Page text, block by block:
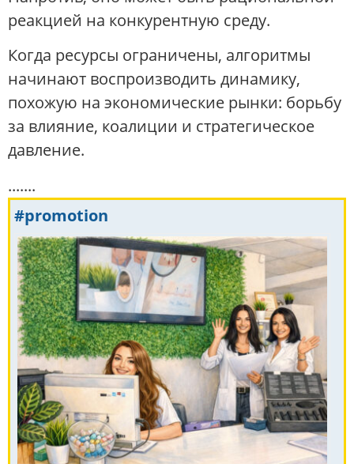
реакцией на конкурентную среду.
Когда ресурсы ограничены, алгоритмы
начинают воспроизводить динамику,
похожую на экономические рынки: борьбу
за влияние, коалиции и стратегическое
давление.
.......
#promotion